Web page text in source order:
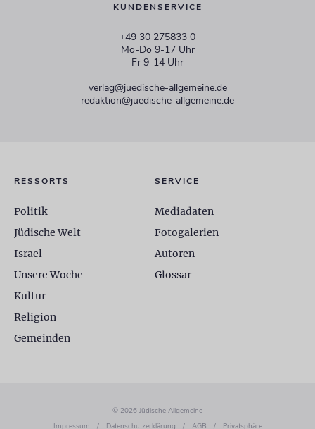
KUNDENSERVICE
+49 30 275833 0
Mo-Do 9-17 Uhr
Fr 9-14 Uhr
verlag@juedische-allgemeine.de
redaktion@juedische-allgemeine.de
RESSORTS
Politik
Jüdische Welt
Israel
Unsere Woche
Kultur
Religion
Gemeinden
SERVICE
Mediadaten
Fotogalerien
Autoren
Glossar
© 2026 Jüdische Allgemeine
Impressum
/ Datenschutzerklärung / AGB / Privatsphäre